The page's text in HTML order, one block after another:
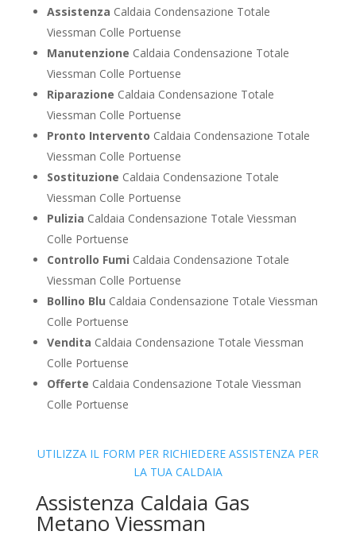
Assistenza Caldaia Condensazione Totale
Viessman Colle Portuense
Manutenzione Caldaia Condensazione Totale
Viessman Colle Portuense
Riparazione Caldaia Condensazione Totale
Viessman Colle Portuense
Pronto Intervento Caldaia Condensazione Totale
Viessman Colle Portuense
Sostituzione Caldaia Condensazione Totale
Viessman Colle Portuense
Pulizia Caldaia Condensazione Totale Viessman
Colle Portuense
Controllo Fumi Caldaia Condensazione Totale
Viessman Colle Portuense
Bollino Blu Caldaia Condensazione Totale Viessman
Colle Portuense
Vendita Caldaia Condensazione Totale Viessman
Colle Portuense
Offerte Caldaia Condensazione Totale Viessman
Colle Portuense
UTILIZZA IL FORM PER RICHIEDERE ASSISTENZA PER
LA TUA CALDAIA
Assistenza Caldaia Gas
Metano Viessman